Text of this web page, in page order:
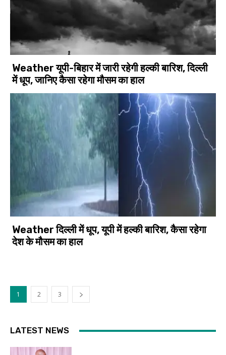
Weather यूपी-बिहार में जारी रहेगी हल्की बारिश, दिल्ली
में धूप, जानिए कैसा रहेगा मौसम का हाल
Weather दिल्ली में धूप, यूपी में हल्की बारिश, कैसा रहेगा
देश के मौसम का हाल
1 2 3
LATEST NEWS